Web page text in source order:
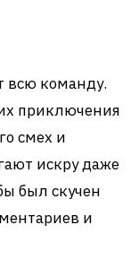
всю команду.
приключения
смех и
искру даже
был скучен
и